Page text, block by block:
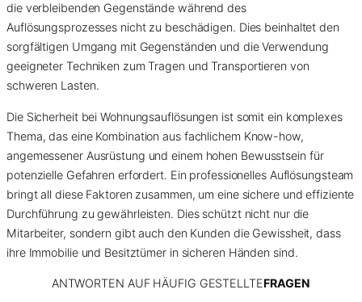
die verbleibenden Gegenstände während des
Auflösungsprozesses nicht zu beschädigen. Dies beinhaltet den
sorgfältigen Umgang mit Gegenständen und die Verwendung
geeigneter Techniken zum Tragen und Transportieren von
schweren Lasten.
Die Sicherheit bei Wohnungsauflösungen ist somit ein komplexes
Thema, das eine Kombination aus fachlichem Know-how,
angemessener Ausrüstung und einem hohen Bewusstsein für
potenzielle Gefahren erfordert. Ein professionelles Auflösungsteam
bringt all diese Faktoren zusammen, um eine sichere und effiziente
Durchführung zu gewährleisten. Dies schützt nicht nur die
Mitarbeiter, sondern gibt auch den Kunden die Gewissheit, dass
ihre Immobilie und Besitztümer in sicheren Händen sind.
ANTWORTEN AUF HÄUFIG GESTELLTEFRAGEN